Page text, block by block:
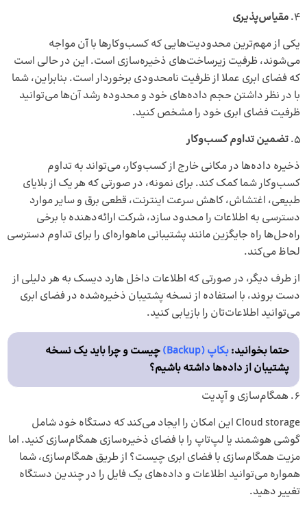
مقیاس‌پذیری
یکی از مهم‌ترین محدودیت‌هایی که کسب‌وکارها با آن مواجه
می‌شوند، ظرفیت زیرساخت‌های ذخیره‌سازی است. این در حالی است
که فضای ابری عملا از ظرفیت نامحدودی برخوردار است. بنابراین، شما
با در نظر داشتن حجم داده‌های خود و محدوده رشد آن‌ها می‌توانید
ظرفیت فضای ابری خود را مشخص کنید.
تضمین تداوم کسب‌وکار
ذخیره داده‌ها در مکانی خارج از کسب‌وکار، می‌تواند به تداوم
کسب‌وکار شما کمک کند. برای نمونه، در صورتی‌ که هر یک از بلایای
طبیعی، اغتشاش، کاهش سرعت اینترنت، قطعی برق و سایر موارد
دسترسی به اطلاعات را محدود سازد، شرکت ارائه‌دهنده با برخی
راه‌حل‌ها راه جایگزین مانند پشتیبانی ماهواره‌ای را برای تداوم دسترسی
لحاظ می‌کند.
از طرف دیگر، در صورتی ‌که اطلاعات داخل هارد دیسک به هر دلیلی از
دست بروند، با استفاده از نسخه پشتیبان ذخیره‌شده در فضای ابری
می‌توانید اطلاعات‌تان را بازیابی کنید.
حتما بخوانید:بکاپ (Backup)
چیست و چرا باید یک نسخه
پشتیبان از داده‌ها داشته باشیم؟
همگام‌سازی و آپدیت
Cloud storage این امکان را ایجاد می‌کند که دستگاه خود شامل
گوشی هوشمند یا لپ‌تاپ را با فضای ذخیره‌سازی همگام‌سازی کنید. اما
مزیت همگام‌سازی با فضای ابری چیست؟ از طریق همگام‌سازی، شما
همواره می‌توانید اطلاعات و داده‌های یک فایل را در چندین دستگاه
تغییر دهید.